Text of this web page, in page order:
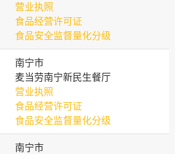
营业执照
食品经营许可证
食品安全监督量化分级
南宁市
麦当劳南宁新民生餐厅
营业执照
食品经营许可证
食品安全监督量化分级
南宁市